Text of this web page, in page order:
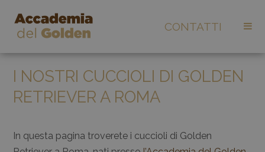
CONTATTI
I NOSTRI CUCCIOLI DI GOLDEN
RETRIEVER A ROMA
In questa pagina troverete i cuccioli di Golden